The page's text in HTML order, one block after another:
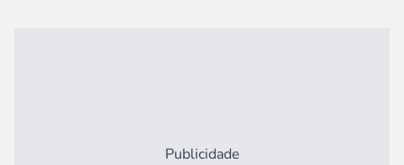
Publicidade